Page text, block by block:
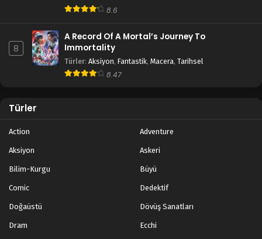
8.6
8
A Record Of A Mortal’s Journey To
Immortality
Türler: Aksiyon, Fantastik, Macera, Tarihsel
8.47
Türler
Action Adventure
Aksiyon Askeri
Bilim-Kurgu Büyü
Comic Dedektif
Doğaüstü Dövüş Sanatları
Dram Ecchi